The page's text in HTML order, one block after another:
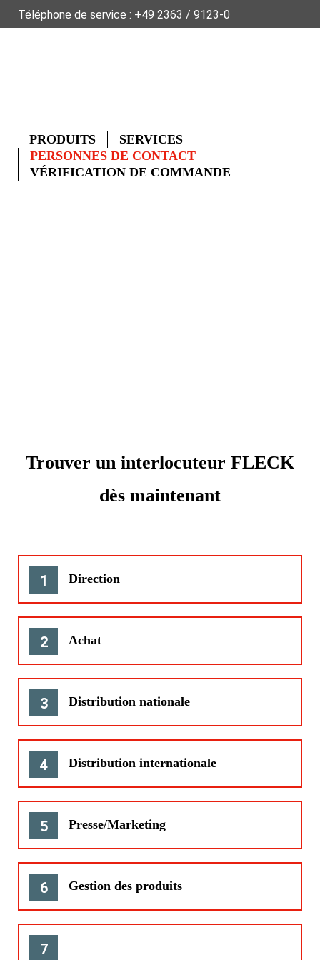
Téléphone de service : +49 2363 / 9123-0
PRODUITS
SERVICES
PERSONNES DE CONTACT
VÉRIFICATION DE COMMANDE
Trouver un interlocuteur FLECK
dès maintenant
1 Direction
2 Achat
3 Distribution nationale
4 Distribution internationale
5 Presse/Marketing
6 Gestion des produits
7